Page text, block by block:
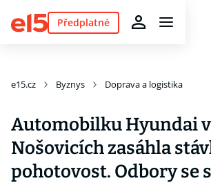
Předplatné
e15.cz Byznys Doprava a logistika
Automobilku Hyundai v
Nošovicích zasáhla
pohotovost. Odbory se